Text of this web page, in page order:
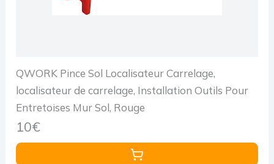
QWORK Pince Sol Localisateur Carrelage,
localisateur de carrelage, Installation Outils Pour
Entretoises Mur Sol, Rouge
10€